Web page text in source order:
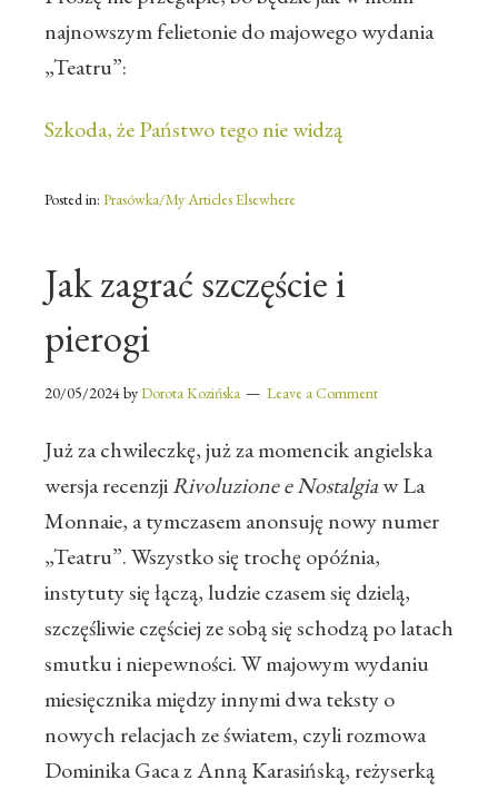
najnowszym felietonie do majowego wydania
„Teatru”:
Szkoda, że Państwo tego nie widzą
Posted in: Prasówka/My Articles Elsewhere
Jak zagrać szczęście i
pierogi
20/05/2024byDorota Kozińska Leave a Comment
Już za chwileczkę, już za momencik angielska
wersja recenzjiRivoluzione e Nostalgiaw La
Monnaie, a tymczasem anonsuję nowy numer
„Teatru”. Wszystko się trochę opóźnia,
instytuty się łączą, ludzie czasem się dzielą,
szczęśliwie częściej ze sobą się schodzą po latach
smutku i niepewności. W majowym wydaniu
miesięcznika między innymi dwa teksty o
nowych relacjach ze światem, czyli rozmowa
Dominika Gaca z Anną Karasińską, reżyserką